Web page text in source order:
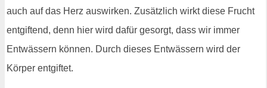
auch auf das Herz auswirken. Zusätzlich wirkt diese Frucht
entgiftend, denn hier wird dafür gesorgt, dass wir immer
Entwässern können. Durch dieses Entwässern wird der
Körper entgiftet.